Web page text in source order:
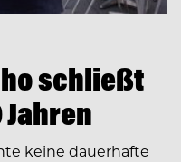
schließt
keine dauerhafte